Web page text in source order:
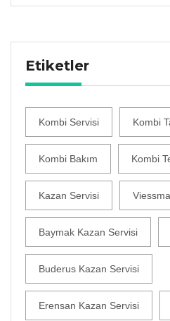
Etiketler
Kombi Servisi Kombi
Kombi Bakım Kombi
Kazan Servisi
Baymak Kazan Servisi
Buderus Kazan Servisi
Erensan Kazan Servisi